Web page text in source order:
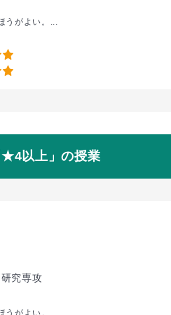
うがよい。...
★4以上」の授業
究専攻
うがよい。...